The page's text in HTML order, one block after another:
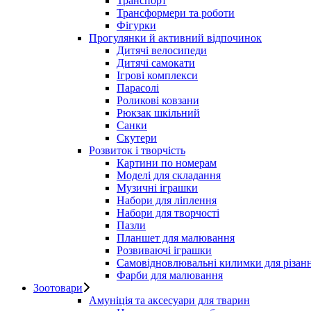
Трансформери та роботи
Фігурки
Прогулянки й активний відпочинок
Дитячі велосипеди
Дитячі самокати
Ігрові комплекси
Парасолі
Роликові ковзани
Рюкзак шкільний
Санки
Скутери
Розвиток і творчість
Картини по номерам
Моделі для складання
Музичні іграшки
Набори для ліплення
Набори для творчості
Пазли
Планшет для малювання
Розвиваючі іграшки
Самовідновлювальні килимки для
Фарби для малювання
Зоотовари
Амуніція та аксесуари для тварин